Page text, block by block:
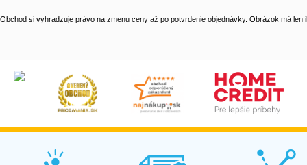
Obchod si vyhradzuje právo na zmenu ceny až po potvrdenie objednávky. Obrázok má len